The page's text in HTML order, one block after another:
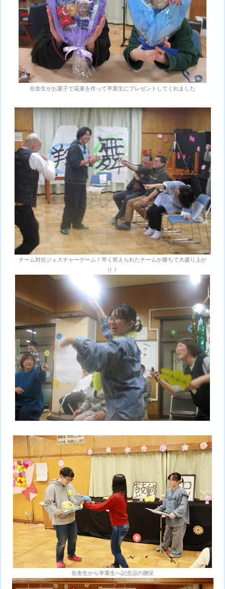
在舎生がお菓子で花束を作って卒業生にプレゼントしてくれました
チーム対抗ジェスチャーゲーム！早く答えられたチームが勝ちで大盛り上が
り！
在舎生から卒業生へ記念品の贈呈